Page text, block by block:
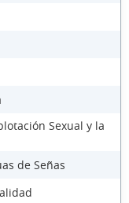
Sexual y la
de Señas